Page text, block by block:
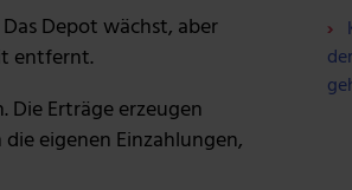
Depot wächst, aber
entfernt.
Erträge erzeugen
eigenen Einzahlungen,